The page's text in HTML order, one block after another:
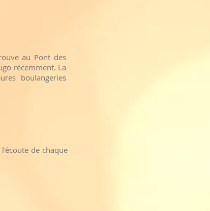
au Pont des
récemment. La
boulangeries
de chaque